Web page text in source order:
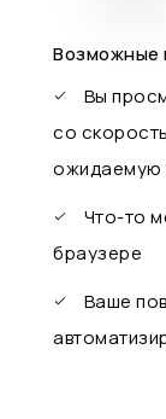
Возможные
Вы
со
ожидаемую
Что-то
браузере
Ваше